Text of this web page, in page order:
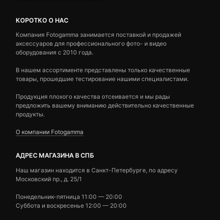
КОРОТКО О НАС
Компания Fotogamma занимается поставкой и продажей
аксессуаров для профессионального фото- и видео
оборудования с 2010 года.
В нашем ассортименте представлены только качественные
товары, прошедшие тестирование нашими специалистами.
Продукция плохого качества отсеивается и мы рады
предложить вашему вниманию действительно качественные
продукты.
О компании Fotogamma
АДРЕС МАГАЗИНА В СПБ
Наш магазин находится в Санкт-Петербурге, по адресу
Московский пр., д. 25/1
Понедельник-пятница 11:00 — 20:00
Суббота и воскресенье 12:00 — 20:00